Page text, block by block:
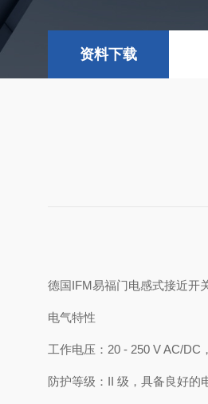
资料下载
德国IFM易福门电感式接近开
电气特性
工作电压：20 - 250 V AC/DC
防护等级：II 级，具备良好的